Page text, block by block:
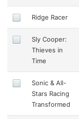
Ridge Racer
Sly Cooper:
Thieves in
Time
Sonic & All-
Stars Racing
Transformed